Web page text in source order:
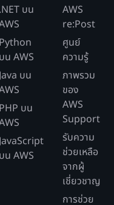
.NET บน
Python
บน AWS
บน
PHP บน
บน AWS
AWS
re:Post
ศูนย์
ความรู้
ภาพรวม
ของ
AWS
Support
รับความ
ช่วยเหลือ
จากผู้
เชี่ยวชาญ
การช่วย